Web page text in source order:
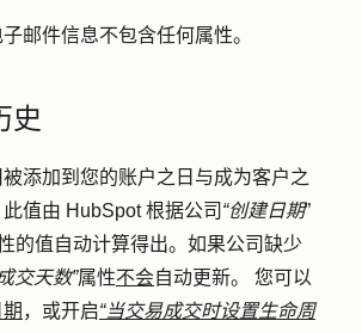
邮件信息不包含任何属性。
史
被添加到您的账户之日与成为客户之
值由 HubSpot 根据公司 “创建日期”
的值自动计算得出。如果公司缺少
交天数”属性不会自动更新。 您可以
，或开启“当交易成交时设置生命周